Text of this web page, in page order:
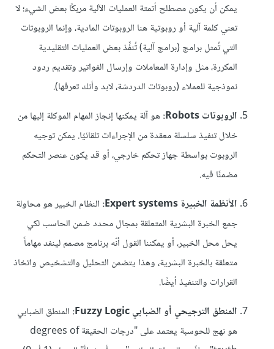
يمكن أن يكون مصطلح أتمتة العمليات الآلية مربكًا بعض الشيء؛ لا
تعني كلمة آلية أو روبوتية هنا الروبوتات المادية، وإنما الروبوتات
التي تُمثل برامج (برامج آلية) تُنفِّذ بعض العمليات التقليدية
المكررة، مثل وإدارة المعاملات وإرسال الفواتير وتقديم ردود
نموذجية للعملاء (روبوتات الدردشة، لابد وأنك تعرفها).
الروبوتات Robots:
هو آلة يمكنها إنجاز المهام الموكلة إليها من
خلال تنفيذ سلسلة معقدة من الإجراءات تلقائيًا. يمكن توجيه
الروبوت بواسطة جهاز تحكم خارجي، أو قد يكون عنصر التحكم
مضمنًا فيه.
الأنظمة الخبيرة Expert systems:
النظام الخبير هو محاولة
جمع الخبرة البشرية المتعلقة بمجال محدد ضمن الحاسب لكي
يحل محل الخبير، أو يمكننا القول أنّه برنامج مصمم لينفد مهاماً
متعلقة بالخبرة البشرية، وهذا يتضمن التحليل والتشخيص واتخاذ
القرارات والتنفيذ أيضًا.
المنطق الترجيحي أو الضبابي Fuzzy Logic:
المنطق الضبابي
هو نهج للحوسبة يعتمد على "درجات الحقيقة degrees of